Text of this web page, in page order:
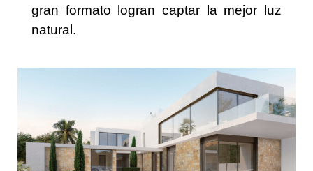
gran formato logran captar la mejor luz
natural.